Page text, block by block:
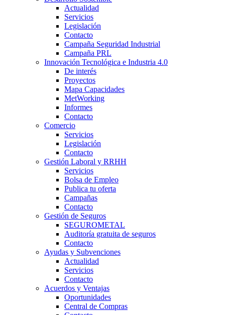
Actualidad
Servicios
Legislación
Contacto
Campaña Seguridad Industrial
Campaña PRL
Innovación Tecnológica e Industria 4.0
De interés
Proyectos
Mapa Capacidades
MetWorking
Informes
Contacto
Comercio
Servicios
Legislación
Contacto
Gestión Laboral y RRHH
Servicios
Bolsa de Empleo
Publica tu oferta
Campañas
Contacto
Gestión de Seguros
SEGUROMETAL
Auditoría gratuita de seguros
Contacto
Ayudas y Subvenciones
Actualidad
Servicios
Contacto
Acuerdos y Ventajas
Oportunidades
Central de Compras